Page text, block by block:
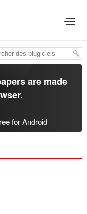
are made
.
for Android